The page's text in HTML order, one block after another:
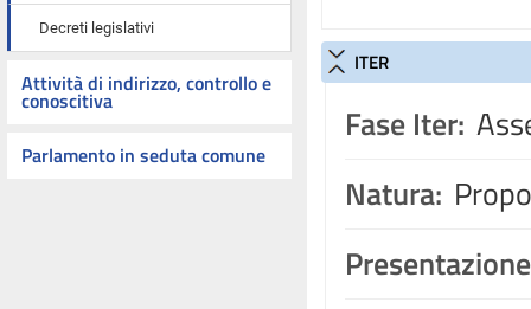
Decreti legislativi
Attività di indirizzo, controllo e
conoscitiva
Parlamento in seduta comune
ITER
Fase Iter:
Natura: